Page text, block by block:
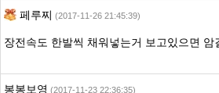
페루찌 (2017-11-26 21:45:39)
장전속도 한발씩 채워넣는거 보고있으면 암
봉봉보영 (2017-11-23 22:36:35)